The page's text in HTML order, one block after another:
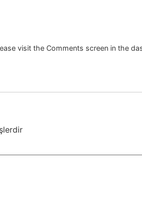
visit the Comments screen in the